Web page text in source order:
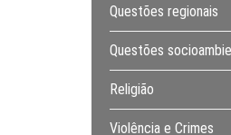
Questões regionais
Questões
Religião
Violência e Crimes